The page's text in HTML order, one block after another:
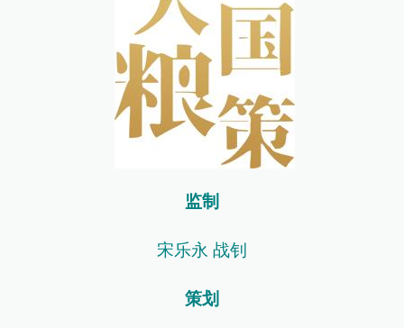
监制
宋乐永 战钊
策划